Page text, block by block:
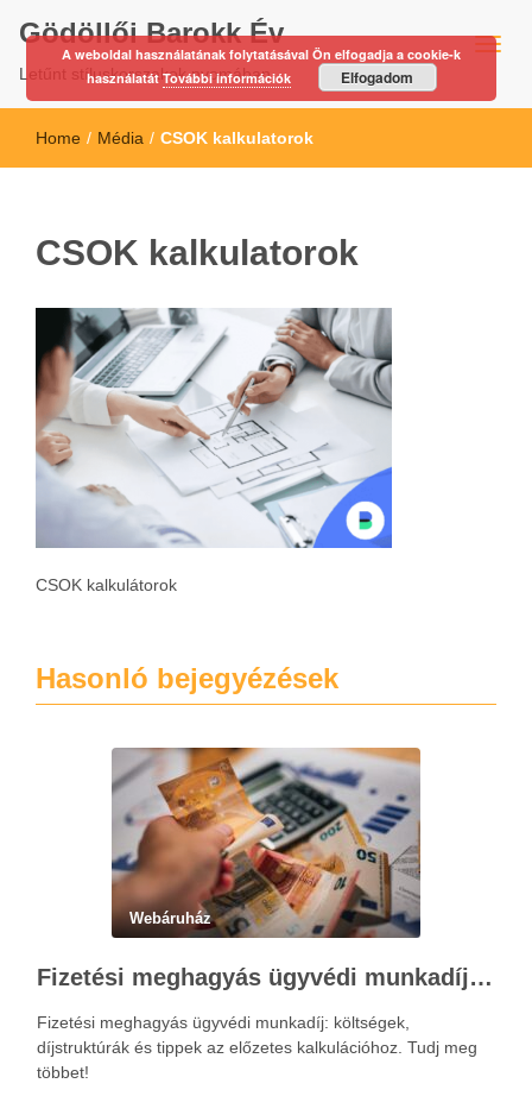
Gödöllői Barokk Év
Letűnt stíluskorszakok nyomában…
Home / Média / CSOK kalkulatorok
CSOK kalkulatorok
CSOK kalkulátorok
Hasonló bejegyézések
Webáruház
Fizetési meghagyás ügyvédi munkadíja: teljes költségvetési útmutató
Fizetési meghagyás ügyvédi munkadíj: költségek,
díjstruktúrák és tippek az előzetes kalkulációhoz. Tudj meg
többet!
A weboldal használatának folytatásával Ön elfogadja a cookie-k
használatátTovábbi információk Elfogadom